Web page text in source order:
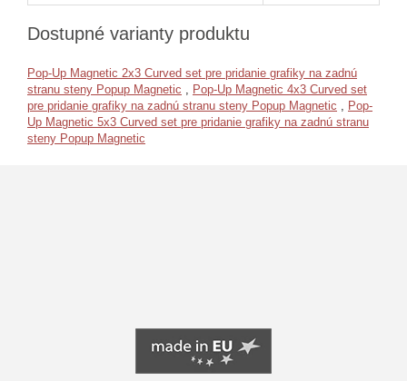
Dostupné varianty produktu
Pop-Up Magnetic 2x3 Curved set pre pridanie grafiky na zadnú
stranu steny Popup Magnetic
Pop-Up Magnetic 4x3 Curved set
pre pridanie grafiky na zadnú stranu steny Popup Magnetic
Pop-
Up Magnetic 5x3 Curved set pre pridanie grafiky na zadnú stranu
steny Popup Magnetic